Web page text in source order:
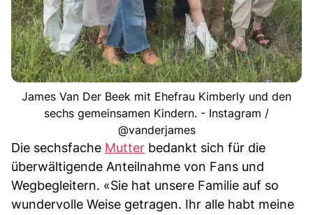
James Van Der Beek mit Ehefrau Kimberly und den
sechs gemeinsamen Kindern. - Instagram /
@vanderjames
Die sechsfache Mutter bedankt sich für die
überwältigende Anteilnahme von Fans und
Wegbegleitern. «Sie hat unsere Familie auf so
wundervolle Weise getragen. Ihr alle habt meine